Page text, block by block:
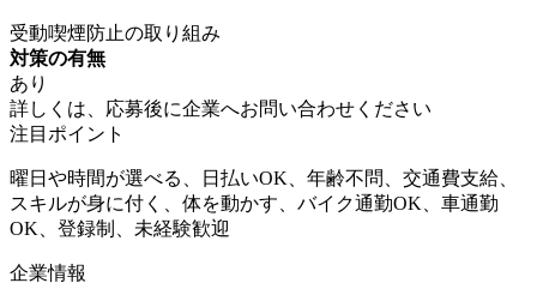
受動喫煙防止の取り組み
対策の有無
あり
詳しくは、応募後に企業へお問い合わせください
注目ポイント
曜日や時間が選べる、日払いOK、年齢不問、交通費支給、
スキルが身に付く、体を動かす、バイク通勤OK、車通勤
OK、登録制、未経験歓迎
企業情報